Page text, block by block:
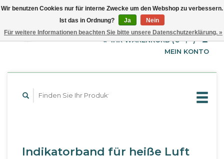
EUR
GBP
USD
English
Français
IHR WARENKORB (€--,--)
MEIN KONTO
Indikatorband für heiße Luft
Wir benutzen Cookies nur für interne Zwecke um den Webshop zu verbessern.
Ist das in Ordnung?
Ja
Nein
Für weitere Informationen beachten Sie bitte unsere Datenschutzerklärung. »